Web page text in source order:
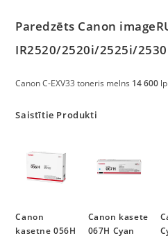
Paredzēts Canon
IR2520/2520i/2525i/
Canon C-EXV33 toneris melns 14 600
Saistītie Produkti
Canon
kasetne 056H
Canon kasete
067H Cyan